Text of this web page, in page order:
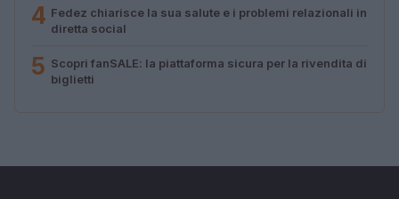
4 Fedez chiarisce la sua salute e i problemi relazionali in
diretta social
5 Scopri fanSALE: la piattaforma sicura per la rivendita di
biglietti